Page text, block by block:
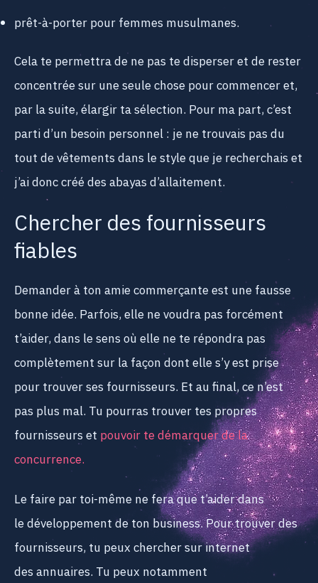
prêt-à-porter pour femmes musulmanes.
Cela te permettra de ne pas te disperser et de rester
concentrée sur une seule chose pour commencer et,
par la suite, élargir ta sélection. Pour ma part, c’est
parti d’un besoin personnel : je ne trouvais pas du
tout de vêtements dans le style que je recherchais et
j’ai donc créé des abayas d’allaitement.
Chercher des fournisseurs
fiables
Demander à ton amie commerçante est une fausse
bonne idée. Parfois, elle ne voudra pas forcément
t’aider, dans le sens où elle ne te répondra pas
complètement sur la façon dont elle s’y est prise
pour trouver ses fournisseurs. Et au final, ce n’est
pas plus mal. Tu pourras trouver tes propres
fournisseurs et pouvoir te démarquer de la
concurrence.
Le faire par toi-même ne fera que t’aider dans
le développement de ton business. Pour trouver des
fournisseurs, tu peux chercher sur internet
des annuaires. Tu peux notamment